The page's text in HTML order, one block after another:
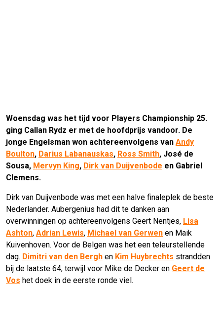
Woensdag was het tijd voor Players Championship 25.
ging Callan Rydz er met de hoofdprijs vandoor. De
jonge Engelsman won achtereenvolgens van Andy
Boulton, Darius Labanauskas, Ross Smith, José de
Sousa, Mervyn King, Dirk van Duijvenbode en Gabriel
Clemens.
Dirk van Duijvenbode was met een halve finaleplek de beste
Nederlander. Aubergenius had dit te danken aan
overwinningen op achtereenvolgens Geert Nentjes, Lisa
Ashton, Adrian Lewis, Michael van Gerwen en Maik
Kuivenhoven. Voor de Belgen was het een teleurstellende
dag. Dimitri van den Bergh en Kim Huybrechts strandden
bij de laatste 64, terwijl voor Mike de Decker en Geert de
Vos het doek in de eerste ronde viel.